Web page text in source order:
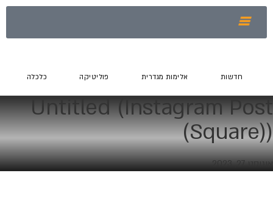
חדשות אלימות מגדרית פוליטיקה כלכלה
Untitled (Instagram Post
(Square))
אוגוסט 27, 2023